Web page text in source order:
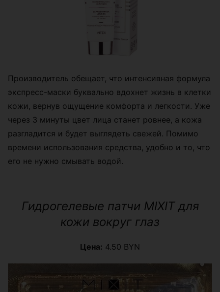
Производитель обещает, что интенсивная формула
экспресс-маски буквально вдохнет жизнь в клетки
кожи, вернув ощущение комфорта и легкости. Уже
через 3 минуты цвет лица станет ровнее, а кожа
разгладится и будет выглядеть свежей. Помимо
времени использования средства, удобно и то, что
его не нужно смывать водой.
Гидрогелевые патчи MIXIT для
кожи вокруг глаз
Цена: 4.50 BYN